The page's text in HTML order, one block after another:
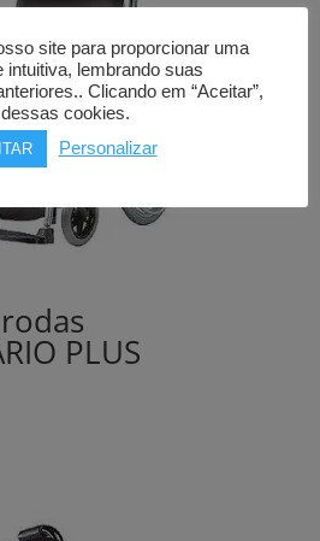
PLUS
site para proporcionar uma
intuitiva, lembrando suas
Clicando em “Aceitar”,
cookies.
Personalizar